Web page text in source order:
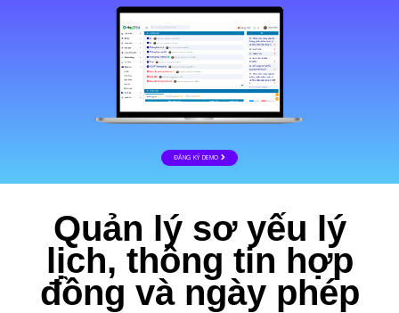
ĐĂNG KÝ DEMO
Quản lý sơ yếu lý
lịch, thông tin hợp
đồng và ngày phép